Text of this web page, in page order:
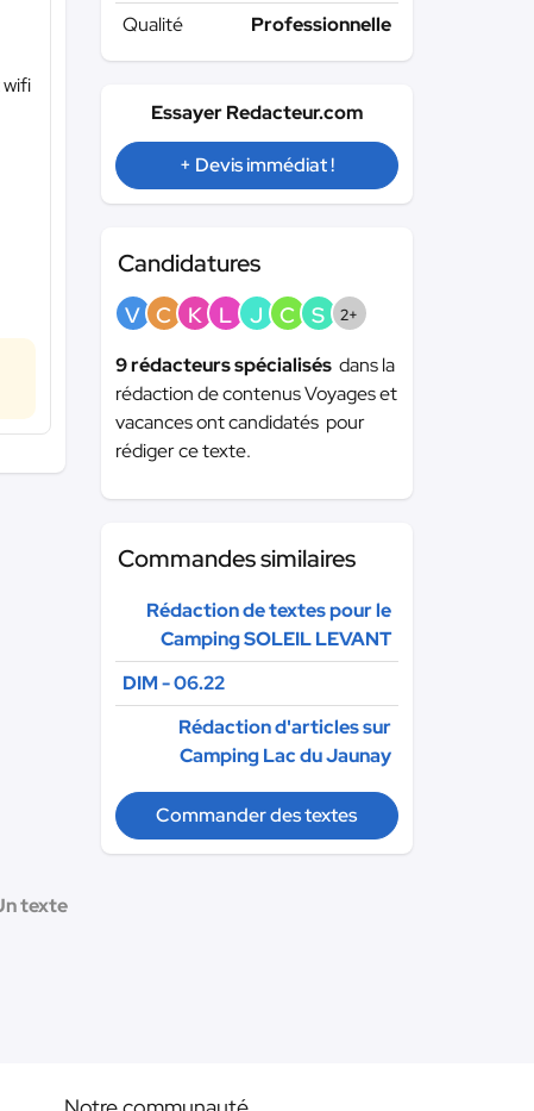
Qualité
Professionnelle
Essayer Redacteur.com
+ Devis immédiat !
Candidatures
V C K L J C S 2+
9 rédacteurs spécialisés dans la
rédaction de contenus Voyages et
vacances ont candidatés pour
rédiger ce texte.
Commandes similaires
Rédaction de textes pour le
Camping SOLEIL LEVANT
DIM - 06.22
Rédaction d'articles sur
Camping Lac du Jaunay
Commander des textes
texte